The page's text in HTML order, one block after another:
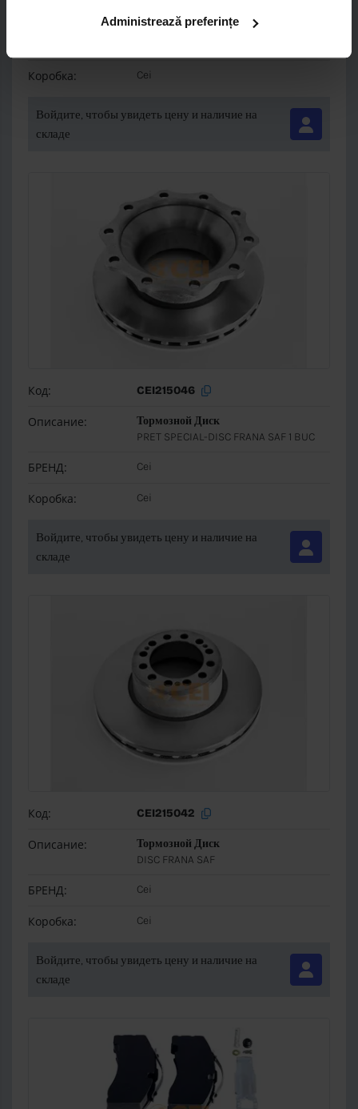
Administrează preferințe
PRET SPECIAL-DISC FRANA
Коробка: Cei
Войдите, чтобы увидеть цену и наличие на
складе
Код: CEI215046
Описание:
Тормозной Диск
PRET SPECIAL-DISC FRANA SAF 1 BUC
БРЕНД: Cei
Коробка: Cei
Войдите, чтобы увидеть цену и наличие на
складе
Код: CEI215042
Описание:
Тормозной Диск
DISC FRANA SAF
БРЕНД: Cei
Коробка: Cei
Войдите, чтобы увидеть цену и наличие на
складе